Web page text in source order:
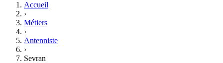
Accueil
›
Métiers
›
Antenniste
›
Sevran